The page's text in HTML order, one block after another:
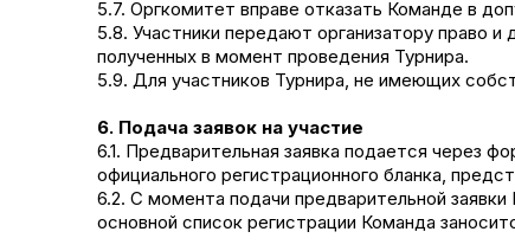
5.7. Оргкомитет вправе отказать Команде в
5.8. Участники передают организатору право
полученных в момент проведения Турнира.
5.9. Для участников Турнира, не имеющих
6. Подача заявок на участие
6.1. Предварительная заявка подается через
официального регистрационного бланка,
6.2. С момента подачи предварительной
основной список регистрации Команда